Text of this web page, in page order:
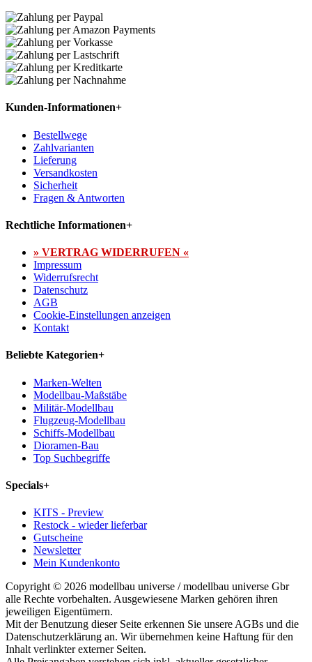
Kunden-Informationen+
Bestellwege
Zahlvarianten
Lieferung
Versandkosten
Sicherheit
Fragen & Antworten
Rechtliche Informationen+
» VERTRAG WIDERRUFEN «
Impressum
Widerrufsrecht
Datenschutz
AGB
Cookie-Einstellungen anzeigen
Kontakt
Beliebte Kategorien+
Marken-Welten
Modellbau-Maßstäbe
Militär-Modellbau
Flugzeug-Modellbau
Schiffs-Modellbau
Dioramen-Bau
Top Suchbegriffe
Specials+
KITS - Preview
Restock - wieder lieferbar
Gutscheine
Newsletter
Mein Kundenkonto
Copyright © 2026 modellbau universe / modellbau universe Gbr
alle Rechte vorbehalten. Ausgewiesene Marken gehören ihren
jeweiligen Eigentümern.
Mit der Benutzung dieser Seite erkennen Sie unsere AGBs und die
Datenschutzerklärung an. Wir übernehmen keine Haftung für den
Inhalt verlinkter externer Seiten.